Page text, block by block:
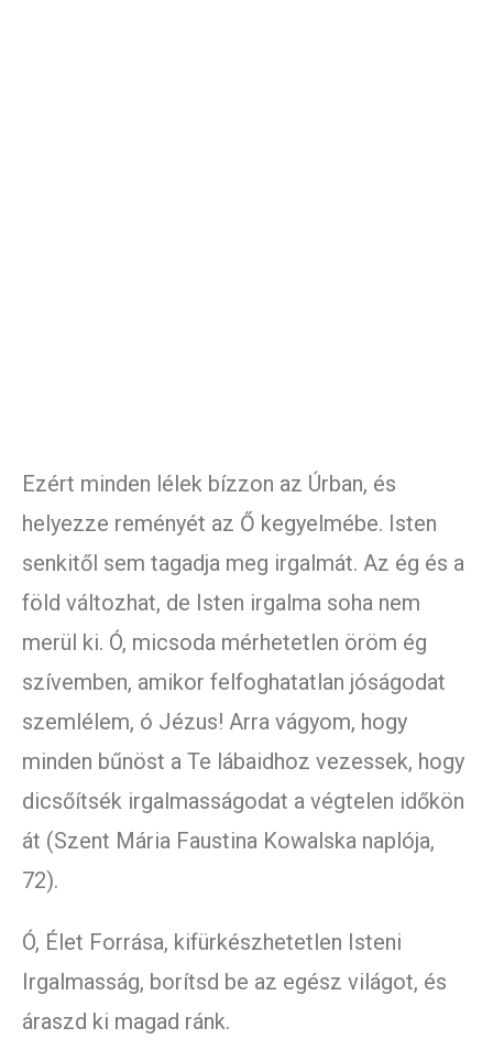
Ezért minden lélek bízzon az Úrban, és
helyezze reményét az Ő kegyelmébe. Isten
senkitől sem tagadja meg irgalmát. Az ég és a
föld változhat, de Isten irgalma soha nem
merül ki. Ó, micsoda mérhetetlen öröm ég
szívemben, amikor felfoghatatlan jóságodat
szemlélem, ó Jézus! Arra vágyom, hogy
minden bűnöst a Te lábaidhoz vezessek, hogy
dicsőítsék irgalmasságodat a végtelen időkön
át (Szent Mária Faustina Kowalska naplója,
72).
Ó, Élet Forrása, kifürkészhetetlen Isteni
Irgalmasság, borítsd be az egész világot, és
áraszd ki magad ránk.